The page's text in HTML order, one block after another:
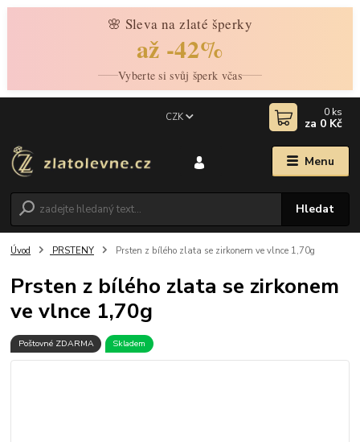
🌸 Sleva na zlaté šperky
až -42%
Vyberte si svůj šperk včas
Menu
CZK
Hledat
0 ks
za 0 Kč
Úvod PRSTENY Prsten z bílého zlata se zirkonem ve vlnce 1,70g
Prsten z bílého zlata se zirkonem
ve vlnce 1,70g
Poštovné ZDARMA Skladem